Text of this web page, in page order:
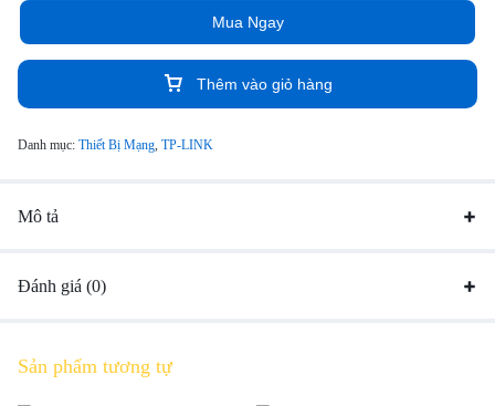
Thêm vào giỏ hàng
Mua Ngay
Danh mục: Thiết Bị Mạng, TP-LINK
Mô tả
Đánh giá (0)
Sản phẩm tương tự